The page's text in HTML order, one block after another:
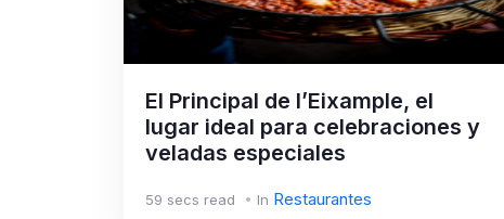
El Principal de l’Eixample, el
lugar ideal para celebraciones y
veladas especiales
59 secs read In Restaurantes